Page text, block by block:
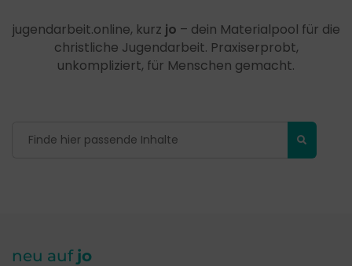
jugendarbeit.online, kurz jo – dein Materialpool für die
christliche Jugendarbeit. Praxiserprobt,
unkompliziert, für Menschen gemacht.
neu auf jo